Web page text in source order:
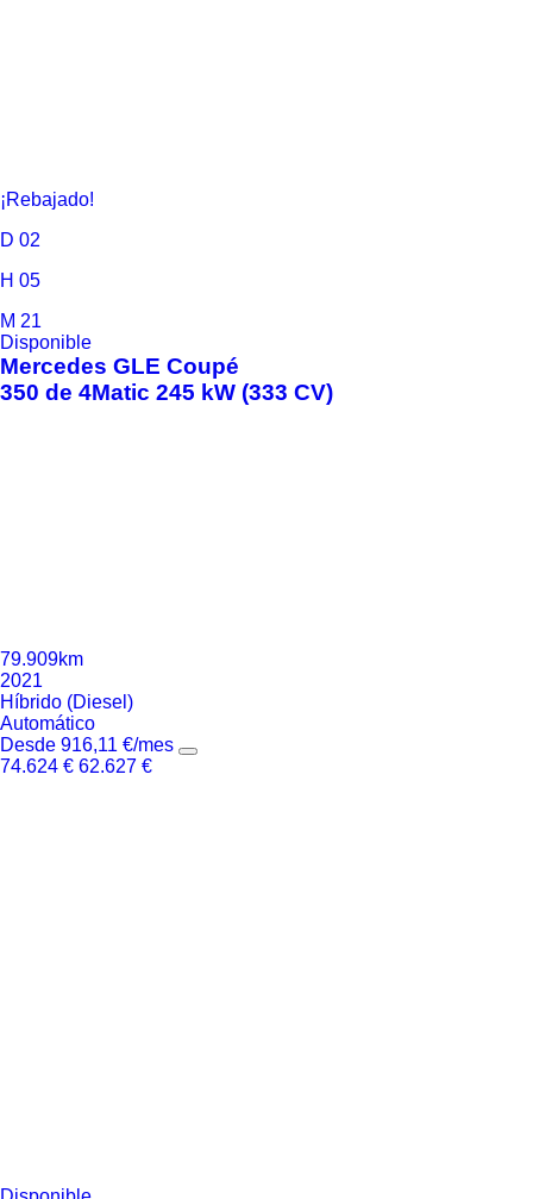
¡Rebajado!
D 02
H 05
M 21
Disponible
Mercedes GLE Coupé
350 de 4Matic 245 kW (333 CV)
79.909km
2021
Híbrido (Diesel)
Automático
Desde 916,11 €/mes
74.624 € 62.627 €